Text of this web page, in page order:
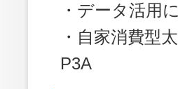
・データ活用
・自家消費型
P3A